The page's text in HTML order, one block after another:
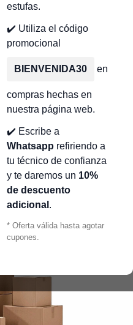
estufas.
✔️ Utiliza el código
promocional
BIENVENIDA30 en
compras hechas en
nuestra página web.
✔️ Escribe a
Whatsapp refiriendo a
tu técnico de confianza
y te daremos un 10%
de descuento
adicional .
* Oferta válida hasta agotar
cupones.